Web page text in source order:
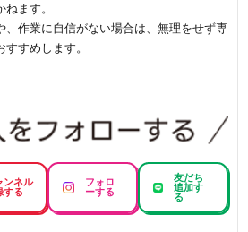
ます。
、作業に自信がない場合は、無理をせず専
すめします。
ンネル
する
フォロ
ーする
友だち
追加す
る